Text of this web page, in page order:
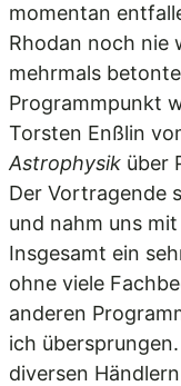
momentan
Rhodan noch nie
mehrmals
Programmpunkt
Torsten Enßlin
Astrophysik über
Der Vortragende
und nahm uns
Insgesamt ein
ohne viele
anderen
ich
diversen